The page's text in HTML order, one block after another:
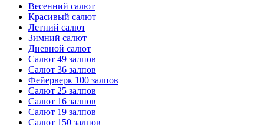
Весенний салют
Красивый салют
Летний салют
Зимний салют
Дневной салют
Салют 49 залпов
Салют 36 залпов
Фейерверк 100 залпов
Салют 25 залпов
Салют 16 залпов
Салют 19 залпов
Салют 150 залпов